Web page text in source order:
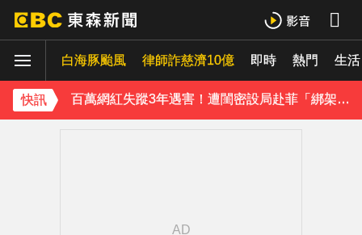
白海豚颱風 律師詐慈濟10億 即時 熱門 生活
快訊
八點檔女神美照遭放大腳趾！被酸「暗沉皺褶」本人無奈回應